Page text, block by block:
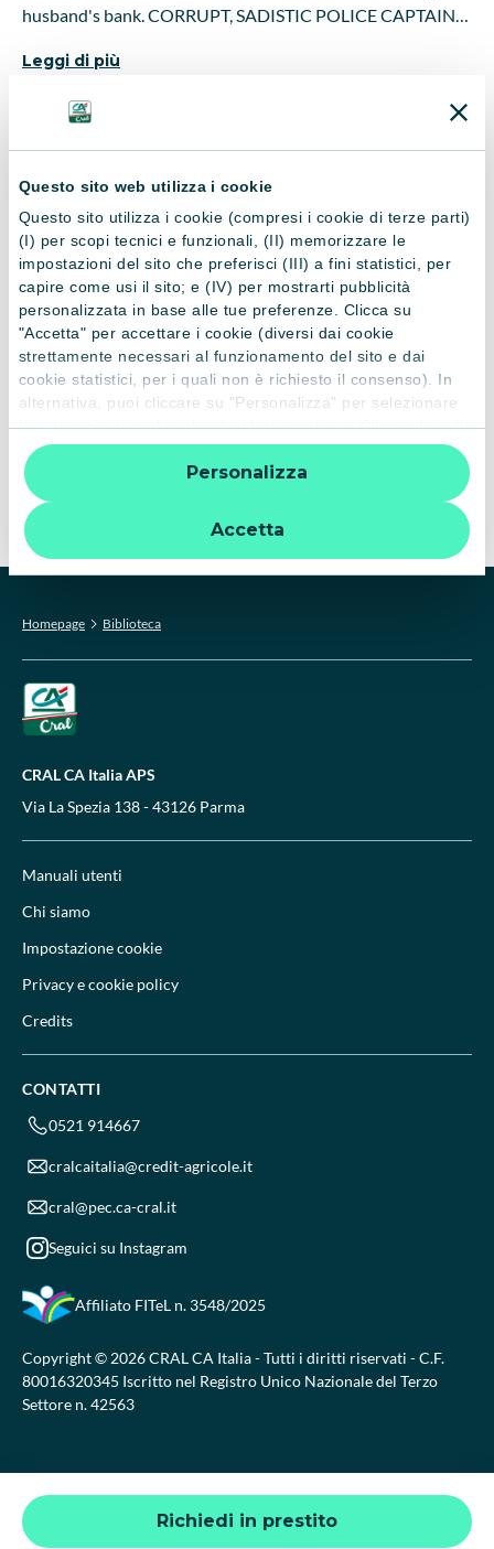
Questo sito web utilizza i cookie
Questo sito utilizza i cookie (compresi i cookie di terze parti)
(I) per scopi tecnici e funzionali, (II) memorizzare le
impostazioni del sito che preferisci (III) a fini statistici, per
capire come usi il sito; e (IV) per mostrarti pubblicità
personalizzata in base alle tue preferenze. Clicca su
"Accetta" per accettare i cookie (diversi dai cookie
strettamente necessari al funzionamento del sito e dai
cookie statistici, per i quali non è richiesto il consenso). In
alternativa, puoi cliccare su "Personalizza" per selezionare
le categorie di cookie che desideri accettare. Cliccando sulla
“X” le impostazioni predefinite vengono lasciate invariate e
quindi la navigazione può continuare senza cookie o altri
strumenti di tracciamento diversi da quelli tecnici. Per
ulteriori informazioni:
informativa privacy
Accetta
Personalizza
Richiedi in prestito
husband's bank. CORRUPT, SADISTIC POLICE CAPTAIN
money. But even more, he wants to break Cicero apart, to
brother like a mad dog. BAD CITY BLUES - Tim Willock's
breathtaking first novel is raw, powerful, unforgettable.
Leggi di più
BROTHERS
DETTAGLI
ISBN
9780099184225
Editore
Arrow
Homepage Biblioteca
CRAL CA Italia APS
Via La Spezia 138 - 43126 Parma
Manuali utenti
Chi siamo
Impostazione cookie
Privacy e cookie policy
Credits
CONTATTI
0521 914667
cralcaitalia@credit-agricole.it
cral@pec.ca-cral.it
Seguici su Instagram
Affiliato FITeL n. 3548/2025
Copyright © 2026 CRAL CA Italia - Tutti i diritti riservati - C.F.
80016320345 Iscritto nel Registro Unico Nazionale del Terzo
Settore n. 42563